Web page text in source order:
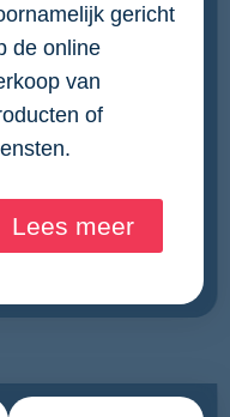
gericht
de online
van
of
Lees meer